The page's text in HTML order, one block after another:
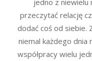
przeczytać relację
dodać coś od siebie.
niemal każdego dnia
współpracy wielu